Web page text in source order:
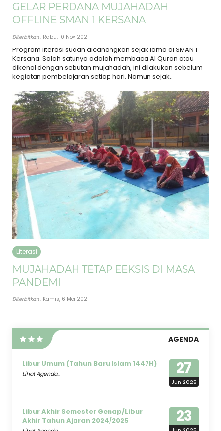
GELAR PERDANA MUJAHADAH
OFFLINE SMAN 1 KERSANA
Diterbitkan: Rabu, 10 Nov 2021
Program literasi sudah dicanangkan sejak lama di SMAN 1
Kersana. Salah satunya adalah membaca Al Quran atau
dikenal dengan sebutan mujahadah, ini dilakukan sebelum
kegiatan pembelajaran setiap hari. Namun sejak..
Literasi
MUJAHADAH TETAP EEKSIS DI MASA
PANDEMI
Diterbitkan: Kamis, 6 Mei 2021
AGENDA
27
Jun 2025
Libur Umum (Tahun Baru Islam 1447H)
Lihat Agenda...
23
Libur Akhir Semester Genap/Libur
Akhir Tahun Ajaran 2024/2025